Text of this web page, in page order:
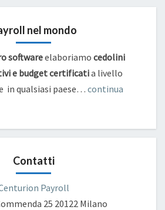
nel mondo
softwareelaboriamo cedolini
e budget certificatia livello
in qualsiasi paese…continua
Contatti
Payroll
25 20122 Milano